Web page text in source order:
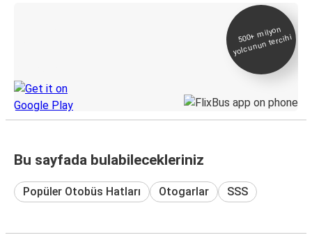
500+
milyon
yolcunun tercihi
Bu sayfada bulabilecekleriniz
Popüler Otobüs Hatları Otogarlar SSS